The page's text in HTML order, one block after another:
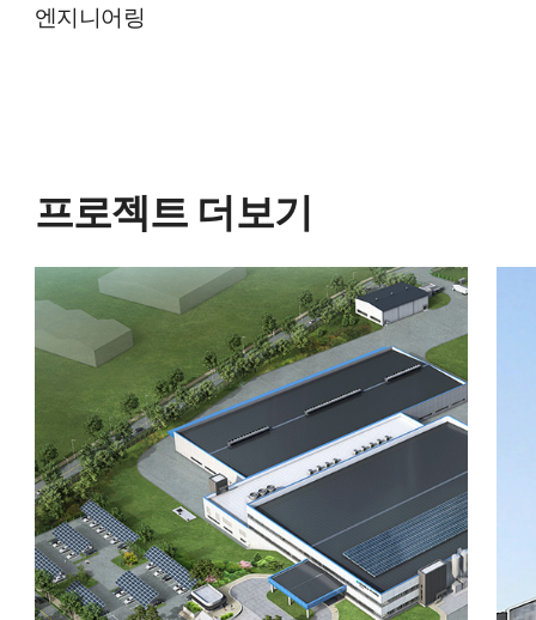
엔지니어링
프로젝트 더보기